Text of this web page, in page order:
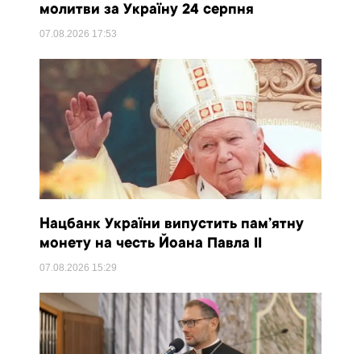
молитви за Україну 24 серпня
07.08.2026 17:53
Нацбанк України випустить пам’ятну
монету на честь Йоана Павла II
07.08.2026 15:29